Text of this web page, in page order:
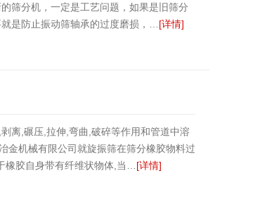
筛分机，一定是工艺问题，如果是旧筛分
是防止振动筛轴承的过度磨损，…[详情]
离,碾压,拉伸,弯曲,破碎等作用和管道中溶
金机械有限公司就旋振筛在筛分橡胶物料过
橡胶自身带有纤维状物体,当…[详情]